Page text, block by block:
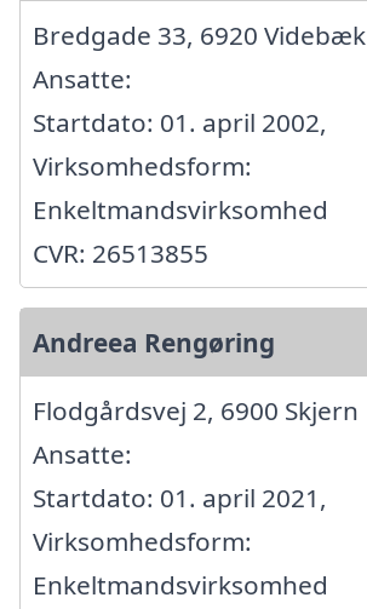
Bredgade 33, 6920 Videbæk
Ansatte:
Startdato: 01. april 2002,
Virksomhedsform:
Enkeltmandsvirksomhed
CVR: 26513855
Andreea Rengøring
Flodgårdsvej 2, 6900 Skjern
Ansatte:
Startdato: 01. april 2021,
Virksomhedsform:
Enkeltmandsvirksomhed